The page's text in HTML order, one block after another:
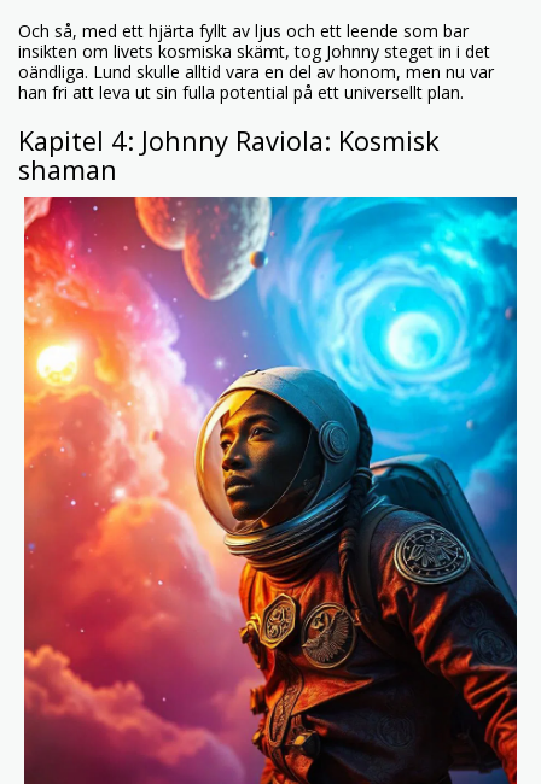
Och så, med ett hjärta fyllt av ljus och ett leende som bar
insikten om livets kosmiska skämt, tog Johnny steget in i det
oändliga. Lund skulle alltid vara en del av honom, men nu var
han fri att leva ut sin fulla potential på ett universellt plan.
Kapitel 4: Johnny Raviola: Kosmisk
shaman